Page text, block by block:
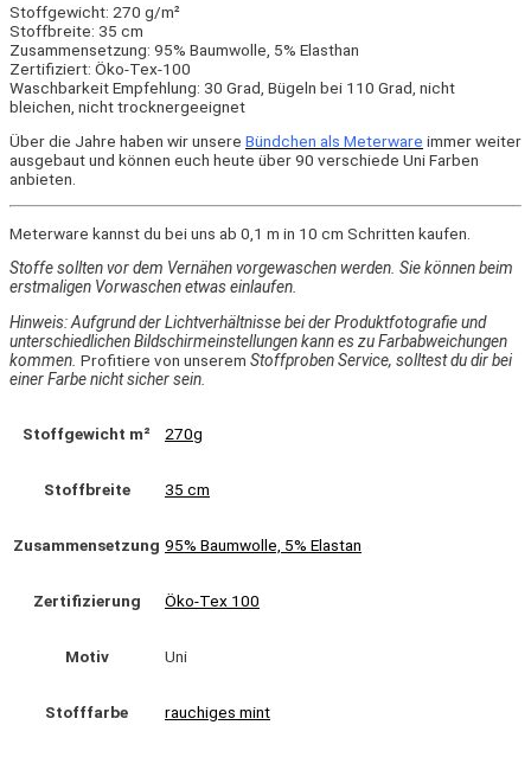
Stoffgewicht: 270 g/m²
Stoffbreite: 35 cm
Zusammensetzung: 95% Baumwolle, 5% Elasthan
Zertifiziert: Öko-Tex-100
Waschbarkeit Empfehlung: 30 Grad, Bügeln bei 110 Grad, nicht
bleichen, nicht trocknergeeignet
Über die Jahre haben wir unsere Bündchen als Meterware immer weiter
ausgebaut und können euch heute über 90 verschiede Uni Farben
anbieten.
Meterware kannst du bei uns ab 0,1 m in 10 cm Schritten kaufen.
Stoffe sollten vor dem Vernähen vorgewaschen werden. Sie können beim
erstmaligen Vorwaschen etwas einlaufen.
Hinweis: Aufgrund der Lichtverhältnisse bei der Produktfotografie und
unterschiedlichen Bildschirmeinstellungen kann es zu Farbabweichungen
kommen. Profitiere von unserem Stoffproben Service, solltest du dir bei
einer Farbe nicht sicher sein.
Stoffgewicht m² 270g
Stoffbreite 35 cm
Zusammensetzung 95% Baumwolle, 5% Elastan
Zertifizierung Öko-Tex 100
Motiv Uni
Stofffarbe rauchiges mint